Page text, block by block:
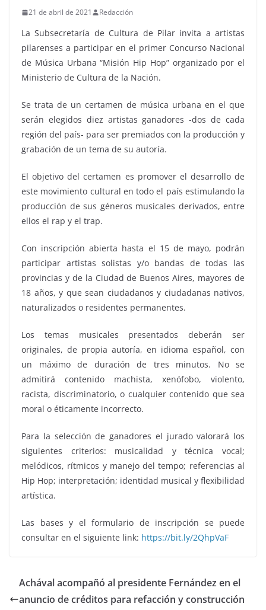
21 de abril de 2021 Redacción
La Subsecretaría de Cultura de Pilar invita a artistas
pilarenses a participar en el primer Concurso Nacional
de Música Urbana “Misión Hip Hop” organizado por el
Ministerio de Cultura de la Nación.
Se trata de un certamen de música urbana en el que
serán elegidos diez artistas ganadores -dos de cada
región del país- para ser premiados con la producción y
grabación de un tema de su autoría.
El objetivo del certamen es promover el desarrollo de
este movimiento cultural en todo el país estimulando la
producción de sus géneros musicales derivados, entre
ellos el rap y el trap.
Con inscripción abierta hasta el 15 de mayo, podrán
participar artistas solistas y/o bandas de todas las
provincias y de la Ciudad de Buenos Aires, mayores de
18 años, y que sean ciudadanos y ciudadanas nativos,
naturalizados o residentes permanentes.
Los temas musicales presentados deberán ser
originales, de propia autoría, en idioma español, con
un máximo de duración de tres minutos. No se
admitirá contenido machista, xenófobo, violento,
racista, discriminatorio, o cualquier contenido que sea
moral o éticamente incorrecto.
Para la selección de ganadores el jurado valorará los
siguientes criterios: musicalidad y técnica vocal;
melódicos, rítmicos y manejo del tempo; referencias al
Hip Hop; interpretación; identidad musical y flexibilidad
artística.
Las bases y el formulario de inscripción se puede
consultar en el siguiente link: https://bit.ly/2QhpVaF
Achával acompañó al presidente Fernández en el
anuncio de créditos para refacción y construcción